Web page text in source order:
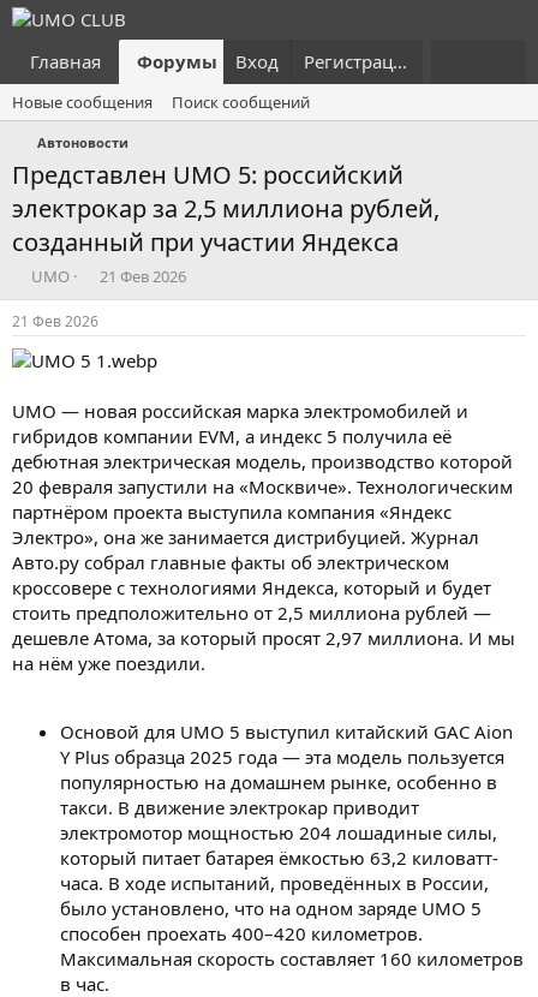
Главная Форумы Что нового?
Вход Регистрация
Новые сообщения Поиск сообщений
Автоновости
Представлен UMO 5: российский
электрокар за 2,5 миллиона рублей,
созданный при участии Яндекса
А
в
т
о
р
е
м
ы
UMO
Д
а
а
н
ч
л
а
21 Фев 2026
21 Фев 2026
UMO — новая российская марка электромобилей и
гибридов компании EVM, а индекс 5 получила её
дебютная электрическая модель, производство которой
20 февраля запустили на «Москвиче». Технологическим
партнёром проекта выступила компания «Яндекс
Электро», она же занимается дистрибуцией. Журнал
Авто.ру собрал главные факты об электрическом
кроссовере с технологиями Яндекса, который и будет
стоить предположительно от 2,5 миллиона рублей —
дешевле Атома, за который просят 2,97 миллиона. И мы
на нём уже поездили.
Основой для UMO 5 выступил китайский GAC Aion
Y Plus образца 2025 года — эта модель пользуется
популярностью на домашнем рынке, особенно в
такси. В движение электрокар приводит
электромотор мощностью 204 лошадиные силы,
который питает батарея ёмкостью 63,2 киловатт-
часа. В ходе испытаний, проведённых в России,
было установлено, что на одном заряде UMO 5
способен проехать 400–420 километров.
Максимальная скорость составляет 160 километров
в час.